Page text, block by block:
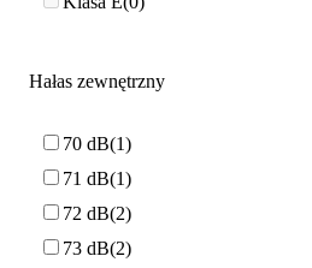
Hałas zewnętrzny
70 dB 1
71 dB 1
72 dB 2
73 dB 2